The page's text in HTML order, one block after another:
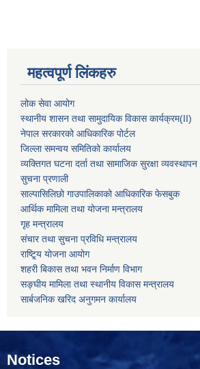
महत्वपूर्ण लिंकहरु
लोक सेवा आयोग
स्थानीय शासन तथा सामुदायिक विकास कार्यक्रम(II)
नेपाल सरकारको आधिकारिक पोर्टल
जिल्ला समन्वय समितिको कार्यालय
व्यक्तिगत घटना दर्ता तथा सामाजिक सुरक्षा व्यवस्थापन
सुचना प्रणाली
साल्पासिलिछो गाउपालिकाको आधिकारिक फेसबुक
आर्थिक मामिला तथा योजना मन्त्रालय
गृह मन्त्रालय
संचार तथा सुचना प्रविधि मन्त्रालय
राष्टि्ृय योजना आयोग
शहरी बिकास तथा भवन निर्माण विभाग
सङ्घीय मामिला तथा स्थानीय विकास मन्त्रालय
सार्बजनिक खरिद अनुगमन कार्यालय
Notices